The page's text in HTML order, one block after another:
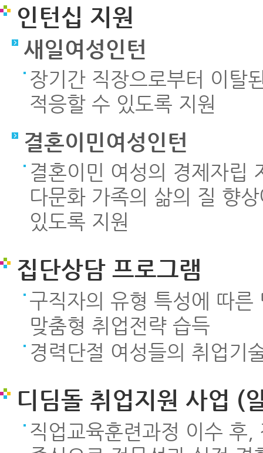
인턴십 지원
새일여성인턴
장기간 직장으로부터 이탈
적응할 수 있도록 지원
결혼이민여성인턴
결혼이민 여성의 경제자립
다문화 가족의 삶의 질 향
있도록 지원
집단상담 프로그램
구직자의 유형 특성에 따
맞춤형 취업전략 습득
경력단절 여성들의 취업기
디딤돌 취업지원 사업 (
직업교육훈련과정 이수 후